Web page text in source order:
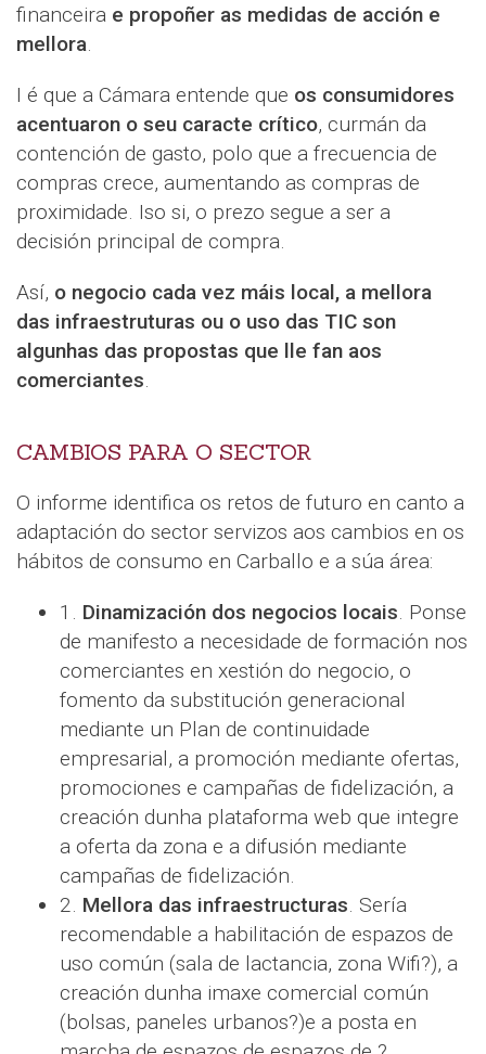
financeira e propoñer as medidas de acción e
mellora
I é que a Cámara entende que os consumidores
acentuaron o seu caracte crítico, curmán da
contención de gasto, polo que a frecuencia de
compras crece, aumentando as compras de
proximidade. Iso si, o prezo segue a ser a
decisión principal de compra.
Así, o negocio cada vez máis local, a mellora
das infraestruturas ou o uso das TIC son
algunhas das propostas que lle fan aos
comerciantes
CAMBIOS PARA O SECTOR
O informe identifica os retos de futuro en canto a
adaptación do sector servizos aos cambios en os
hábitos de consumo en Carballo e a súa área:
1. Dinamización dos negocios locais . Ponse
de manifesto a necesidade de formación nos
comerciantes en xestión do negocio, o
fomento da substitución generacional
mediante un Plan de continuidade
empresarial, a promoción mediante ofertas,
promociones e campañas de fidelización, a
creación dunha plataforma web que integre
a oferta da zona e a difusión mediante
campañas de fidelización.
2. Mellora das infraestructuras . Sería
recomendable a habilitación de espazos de
uso común (sala de lactancia, zona Wifi?), a
creación dunha imaxe comercial común
(bolsas, paneles urbanos?)e a posta en